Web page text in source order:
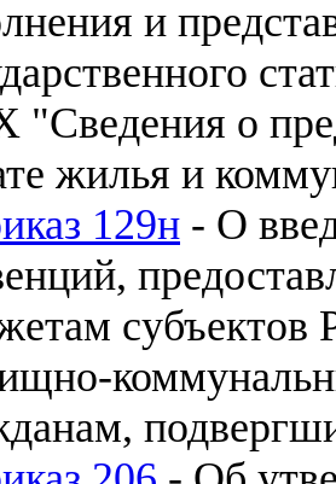
и
о
жилья и
129н - О
субъектов